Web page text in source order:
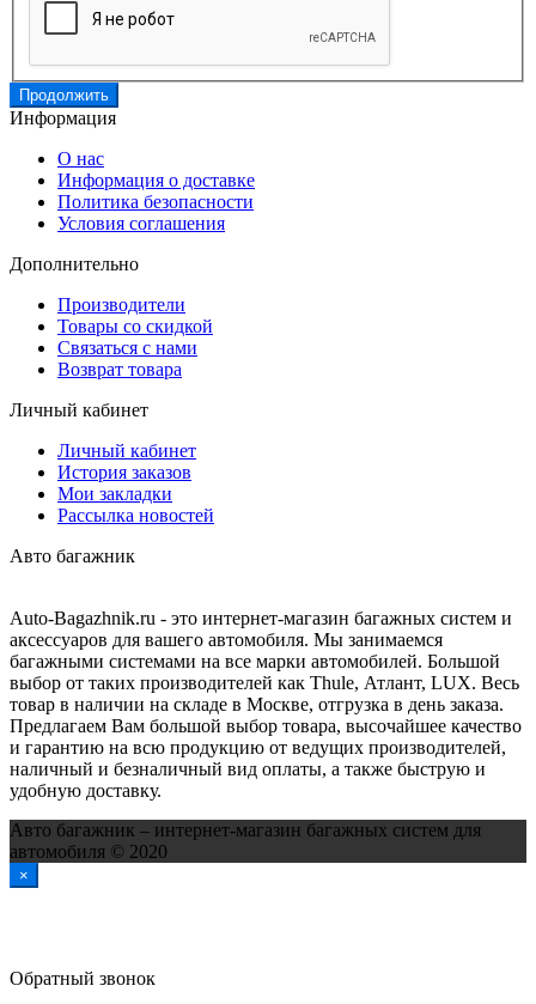
Продолжить
Информация
О нас
Информация о доставке
Политика безопасности
Условия соглашения
Дополнительно
Производители
Товары со скидкой
Связаться с нами
Возврат товара
Личный кабинет
Личный кабинет
История заказов
Мои закладки
Рассылка новостей
Авто багажник
Auto-Bagazhnik.ru - это интернет-магазин багажных систем и
аксессуаров для вашего автомобиля. Мы занимаемся
багажными системами на все марки автомобилей. Большой
выбор от таких производителей как Thule, Атлант, LUX. Весь
товар в наличии на складе в Москве, отгрузка в день заказа.
Предлагаем Вам большой выбор товара, высочайшее качество
и гарантию на всю продукцию от ведущих производителей,
наличный и безналичный вид оплаты, а также быструю и
удобную доставку.
Авто багажник – интернет-магазин багажных систем для
автомобиля © 2020
×
Обратный звонок